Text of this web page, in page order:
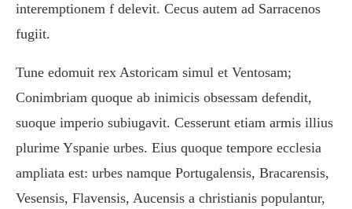
interemptionem f delevit. Cecus autem ad Sarracenos
fugiit.
Tune edomuit rex Astoricam simul et Ventosam;
Conimbriam quoque ab inimicis obsessam defendit,
suoque imperio subiugavit. Cesserunt etiam armis illius
plurime Yspanie urbes. Eius quoque tempore ecclesia
ampliata est: urbes namque Portugalensis, Bracarensis,
Vesensis, Flavensis, Aucensis a christianis populantur,